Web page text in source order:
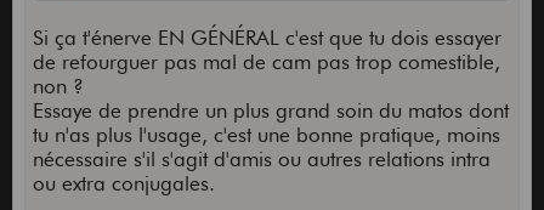
Si ça t'énerve EN GÉNÉRAL c'est que tu dois essayer
de refourguer pas mal de cam pas trop comestible,
non ?
Essaye de prendre un plus grand soin du matos dont
tu n'as plus l'usage, c'est une bonne pratique, moins
nécessaire s'il s'agit d'amis ou autres relations intra
ou extra conjugales.